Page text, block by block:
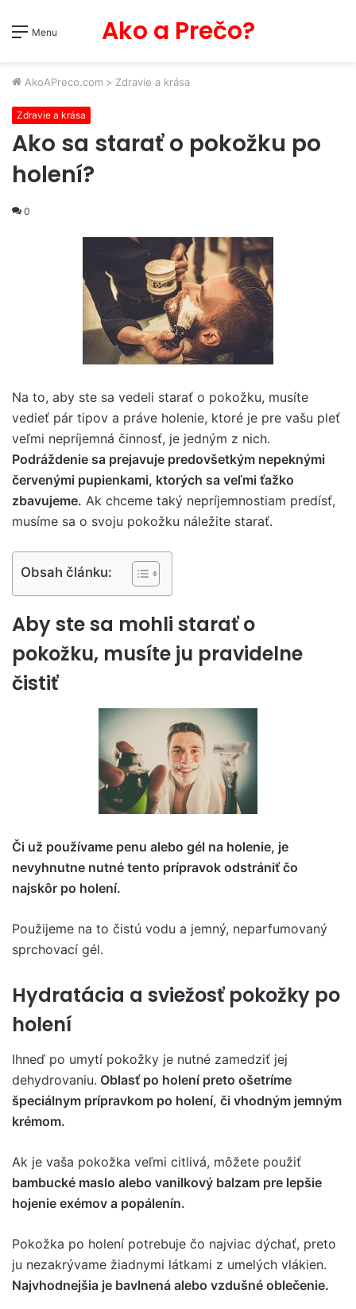
Menu Ako a Prečo?
AkoAPreco.com > Zdravie a krása
Zdravie a krása
Ako sa starať o pokožku po
holení?
0
Na to, aby ste sa vedeli starať o pokožku, musíte
vedieť pár tipov a práve holenie, ktoré je pre vašu pleť
veľmi nepríjemná činnosť, je jedným z nich.
Podráždenie sa prejavuje predovšetkým nepeknými
červenými pupienkami, ktorých sa veľmi ťažko
zbavujeme. Ak chceme taký nepríjemnostiam predísť,
musíme sa o svoju pokožku náležite starať.
Obsah článku:
Aby ste sa mohli starať o
pokožku, musíte ju pravidelne
čistiť
Či už používame penu alebo gél na holenie, je
nevyhnutne nutné tento prípravok odstrániť čo
najskôr po holení.
Použijeme na to čistú vodu a jemný, neparfumovaný
sprchovací gél.
Hydratácia a sviežosť pokožky po
holení
Ihneď po umytí pokožky je nutné zamedziť jej
dehydrovaniu. Oblasť po holení preto ošetríme
špeciálnym prípravkom po holení, či vhodným jemným
krémom.
Ak je vaša pokožka veľmi citlivá, môžete použiť
bambucké maslo alebo vanilkový balzam pre lepšie
hojenie exémov a popálenín.
Pokožka po holení potrebuje čo najviac dýchať, preto
ju nezakrývame žiadnymi látkami z umelých vlákien.
Najvhodnejšia je bavlnená alebo vzdušné oblečenie.